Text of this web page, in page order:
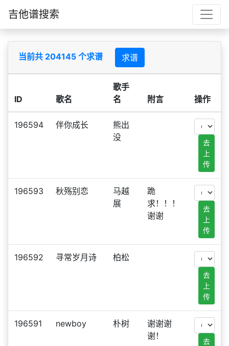
吉他谱搜索
当前共 204145 个求谱 求谱
ID 歌名
歌手
名
附言 操作
196594 伴你成长
熊出
没
去
上
传
196593 秋殇别恋
马越
展
跪
求！！！
谢谢
去
上
传
196592 寻常岁月诗 柏松
去
上
传
196591 newboy 朴树
谢谢谢
谢！
去